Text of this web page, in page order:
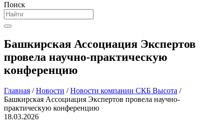
Поиск
Башкирская Ассоциация Экспертов
провела научно-практическую
конференцию
Главная / Новости / Новости компании СКБ Высота /
Башкирская Ассоциация Экспертов провела научно-
практическую конференцию
18.03.2026